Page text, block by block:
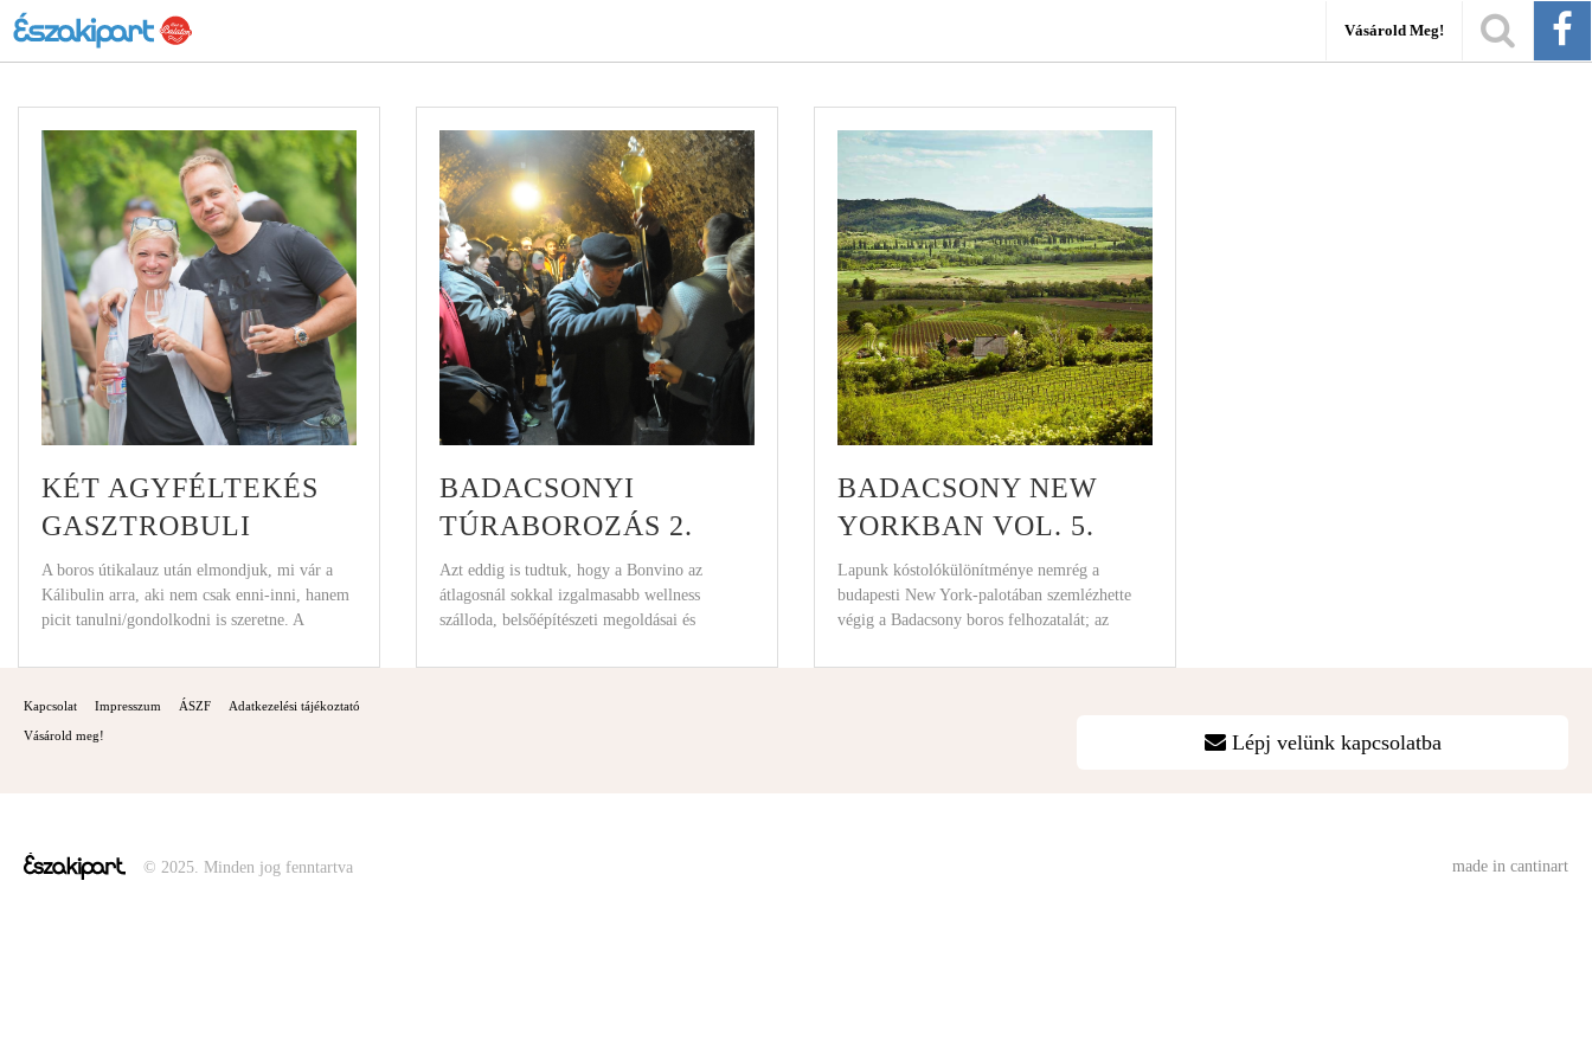
Vásárold Meg!
KÉT AGYFÉLTEKÉS
GASZTROBULI
KÖVESKÁLON
A boros útikalauz után elmondjuk, mi vár a
Kálibulin arra, aki nem csak enni-inni, hanem
picit tanulni/gondolkodni is szeretne. A
BADACSONYI
TÚRABOROZÁS 2.
Azt eddig is tudtuk, hogy a Bonvino az
átlagosnál sokkal izgalmasabb wellness
szálloda, belsőépítészeti megoldásai és
BADACSONY NEW
YORKBAN VOL. 5.
Lapunk kóstolókülönítménye nemrég a
budapesti New York-palotában szemlézhette
végig a Badacsony boros felhozatalát; az
Kapcsolat Impresszum ÁSZF Adatkezelési tájékoztató
Vásárold meg! Lépj velünk kapcsolatba
© 2025. Minden jog fenntartva made in cantinart